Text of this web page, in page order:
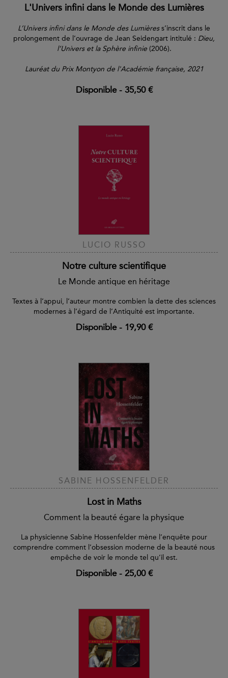
L'Univers infini dans le Monde des Lumières
L’Univers infini dans le Monde des Lumièress’inscrit dans le
prolongement de l’ouvrage de Jean Seidengart intitulé : Dieu,
l’Univers et la Sphère infinie(2006).
Lauréat du Prix Montyon de l'Académie française, 2021
Disponible- 35,50 €
LUCIO RUSSO
Notre culture scientifique
Le Monde antique en héritage
Textes à l’appui, l’auteur montre combien la dette des sciences
modernes à l’égard de l’Antiquité est importante.
Disponible- 19,90 €
SABINE HOSSENFELDER
Lost in Maths
Comment la beauté égare la physique
La physicienne Sabine Hossenfelder mène l’enquête pour
comprendre comment l’obsession moderne de la beauté nous
empêche de voir le monde tel qu’il est.
Disponible- 25,00 €